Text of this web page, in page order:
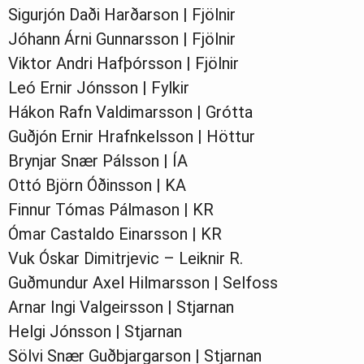
Sigurjón Daði Harðarson | Fjölnir
Jóhann Árni Gunnarsson | Fjölnir
Viktor Andri Hafþórsson | Fjölnir
Leó Ernir Jónsson | Fylkir
Hákon Rafn Valdimarsson | Grótta
Guðjón Ernir Hrafnkelsson | Höttur
Brynjar Snær Pálsson | ÍA
Ottó Björn Óðinsson | KA
Finnur Tómas Pálmason | KR
Ómar Castaldo Einarsson | KR
Vuk Óskar Dimitrjevic – Leiknir R.
Guðmundur Axel Hilmarsson | Selfoss
Arnar Ingi Valgeirsson | Stjarnan
Helgi Jónsson | Stjarnan
Sölvi Snær Guðbjargarson | Stjarnan